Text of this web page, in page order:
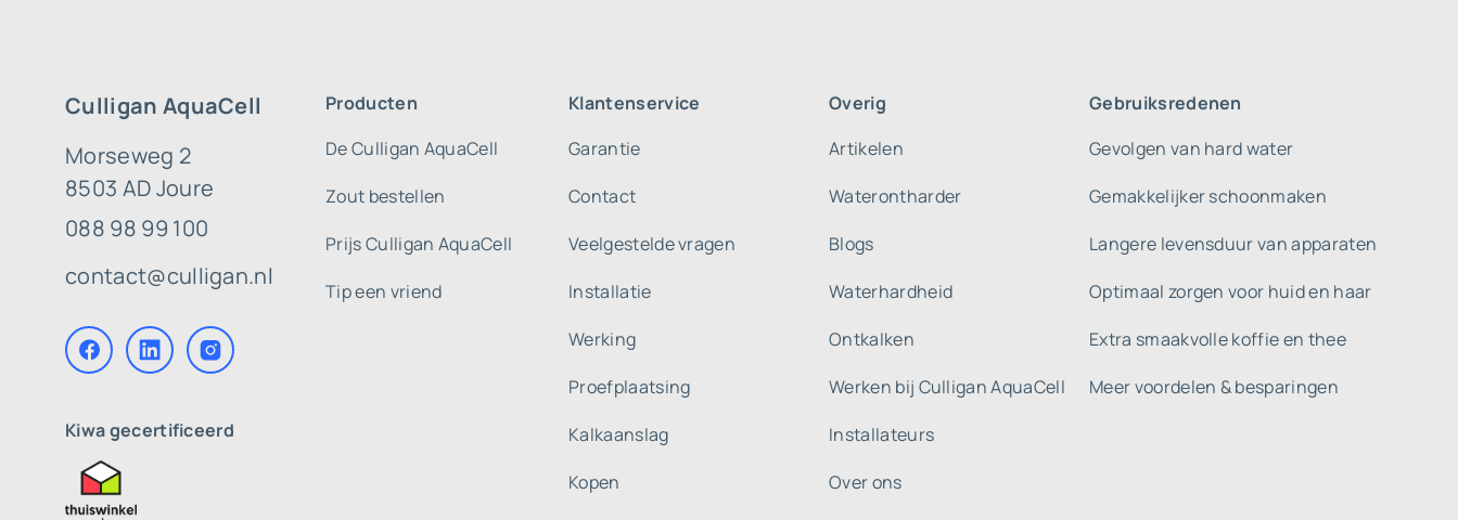
Culligan AquaCell
Morseweg 2
8503 AD Joure
088 98 99 100
contact@culligan.nl
Kiwa gecertificeerd
Producten
De Culligan AquaCell
Zout bestellen
Prijs Culligan AquaCell
Tip een vriend
Klantenservice
Garantie
Contact
Veelgestelde vragen
Installatie
Werking
Proefplaatsing
Kalkaanslag
Kopen
Overig
Artikelen
Waterontharder
Blogs
Waterhardheid
Ontkalken
Werken bij Culligan AquaCell
Installateurs
Over ons
Gebruiksredenen
Gevolgen van hard water
Gemakkelijker schoonmaken
Langere levensduur van apparaten
Optimaal zorgen voor huid en haar
Extra smaakvolle koffie en thee
Meer voordelen & besparingen